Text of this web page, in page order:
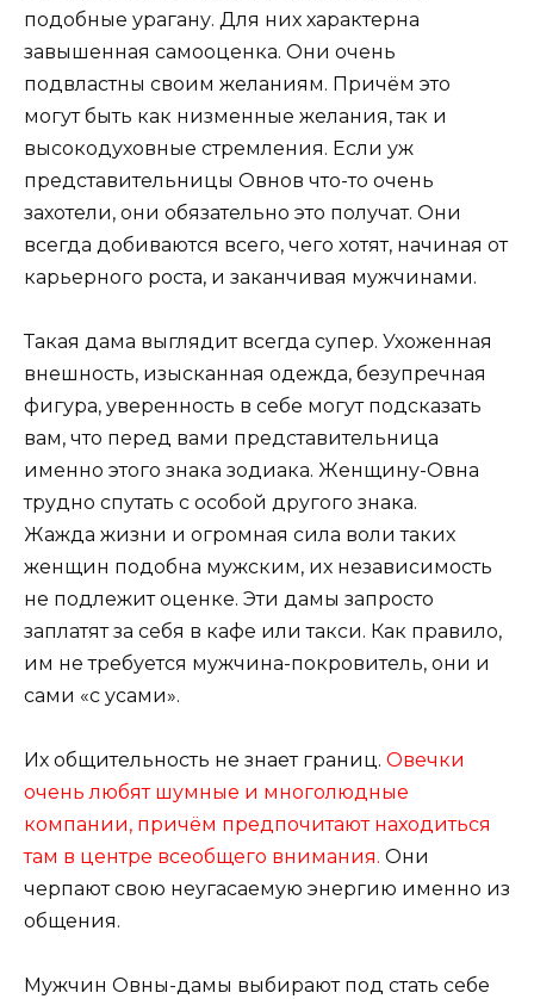
подобные урагану. Для них характерна
завышенная самооценка. Они очень
подвластны своим желаниям. Причём это
могут быть как низменные желания, так и
высокодуховные стремления. Если уж
представительницы Овнов что-то очень
захотели, они обязательно это получат. Они
всегда добиваются всего, чего хотят, начиная от
карьерного роста, и заканчивая мужчинами.
Такая дама выглядит всегда супер. Ухоженная
внешность, изысканная одежда, безупречная
фигура, уверенность в себе могут подсказать
вам, что перед вами представительница
именно этого знака зодиака. Женщину-Овна
трудно спутать с особой другого знака.
Жажда жизни и огромная сила воли таких
женщин подобна мужским, их независимость
не подлежит оценке. Эти дамы запросто
заплатят за себя в кафе или такси. Как правило,
им не требуется мужчина-покровитель, они и
сами «с усами».
Их общительность не знает границ. Овечки
очень любят шумные и многолюдные
компании, причём предпочитают находиться
там в центре всеобщего внимания. Они
черпают свою неугасаемую энергию именно из
общения.
Мужчин Овны-дамы выбирают под стать себе